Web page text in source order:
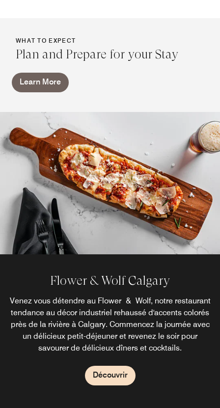
WHAT TO EXPECT
Plan and Prepare for your Stay
Learn More
Flower & Wolf Calgary
Venez vous détendre au Flower & Wolf, notre restaurant
tendance au décor industriel rehaussé d'accents colorés
près de la rivière à Calgary. Commencez la journée avec
un délicieux petit-déjeuner et revenez le soir pour
savourer de délicieux dîners et cocktails.
Découvrir